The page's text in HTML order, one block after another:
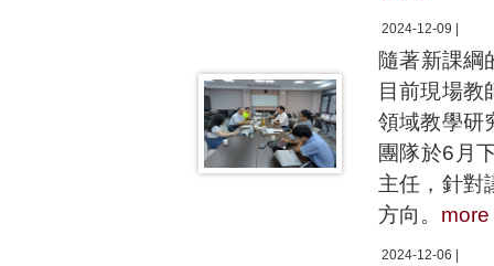
2024-12-09 |
隨著新課綱
目前現場
領域教學研
團隊於6月
主任，針對
方向。 more
2024-12-06 |